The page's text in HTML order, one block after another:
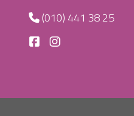
(010) 441 38 25